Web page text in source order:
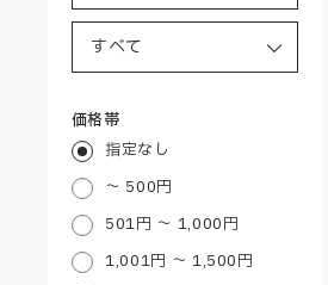
価格帯
指定なし
～ 500円
501円 ～ 1,000円
1,001円 ～ 1,500円